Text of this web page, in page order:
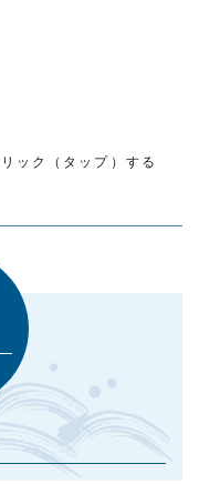
ック（タップ）する